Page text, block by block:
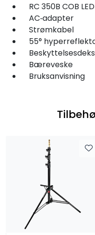
RC 350B COB
AC‑adapter
Strømkabel
55°
Bæreveske
Bruksanvisning